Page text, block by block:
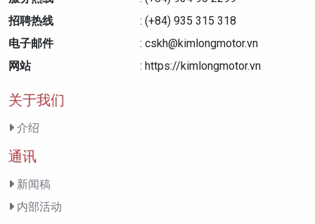
招聘热线
: (+84) 935 315 318
电子邮件
: cskh@kimlongmotor.vn
网站
: https://kimlongmotor.vn
关于我们
介绍
通讯
新闻稿
内部活动